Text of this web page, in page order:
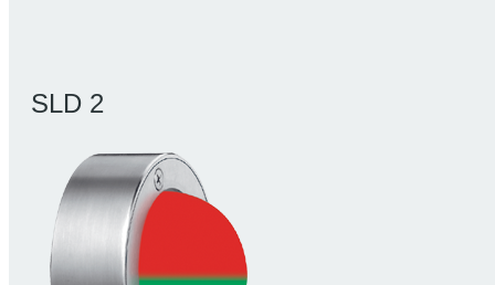
SLD 2